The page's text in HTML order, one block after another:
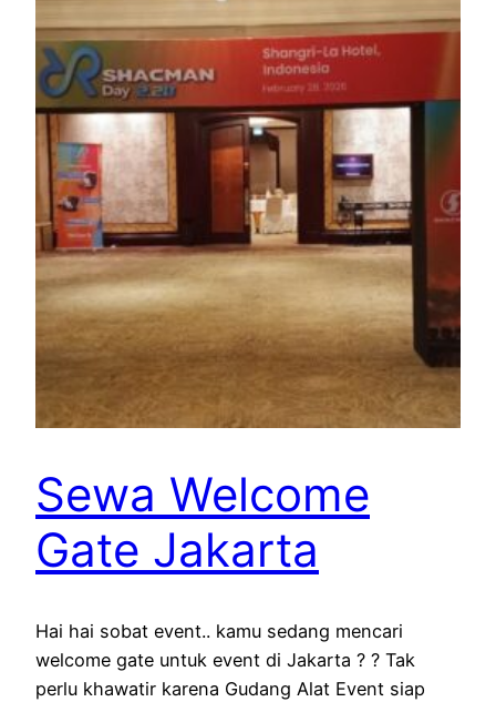
Sewa Welcome
Gate Jakarta
Hai hai sobat event.. kamu sedang mencari
welcome gate untuk event di Jakarta ? ? Tak
perlu khawatir karena Gudang Alat Event siap